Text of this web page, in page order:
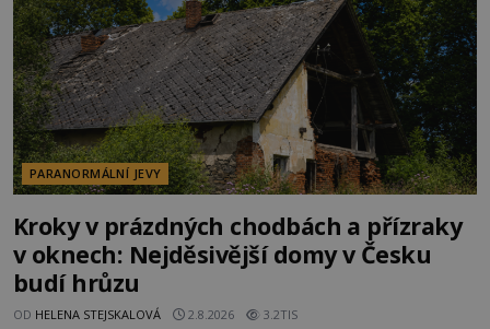
PARANORMÁLNÍ JEVY
Kroky v prázdných chodbách a přízraky
v oknech: Nejděsivější domy v Česku
budí hrůzu
OD HELENA STEJSKALOVÁ 2.8.2026 3.2TIS